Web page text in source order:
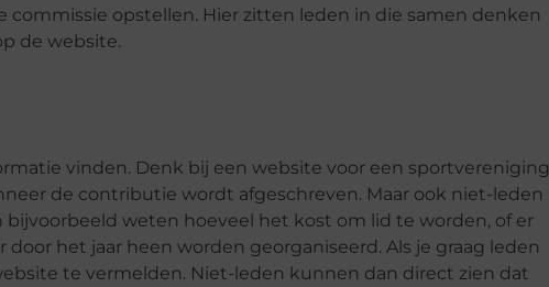
opstellen. Hier zitten leden in die samen denken
de website.
vinden. Denk bij een website voor een sportvereniging
de contributie wordt afgeschreven. Maar ook niet-leden
bijvoorbeeld weten hoeveel het kost om lid te worden, of er
het jaar heen worden georganiseerd. Als je graag leden
te vermelden. Niet-leden kunnen dan direct zien dat